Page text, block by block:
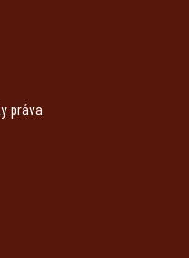
práva